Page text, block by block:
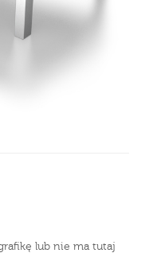
lub nie ma tutaj